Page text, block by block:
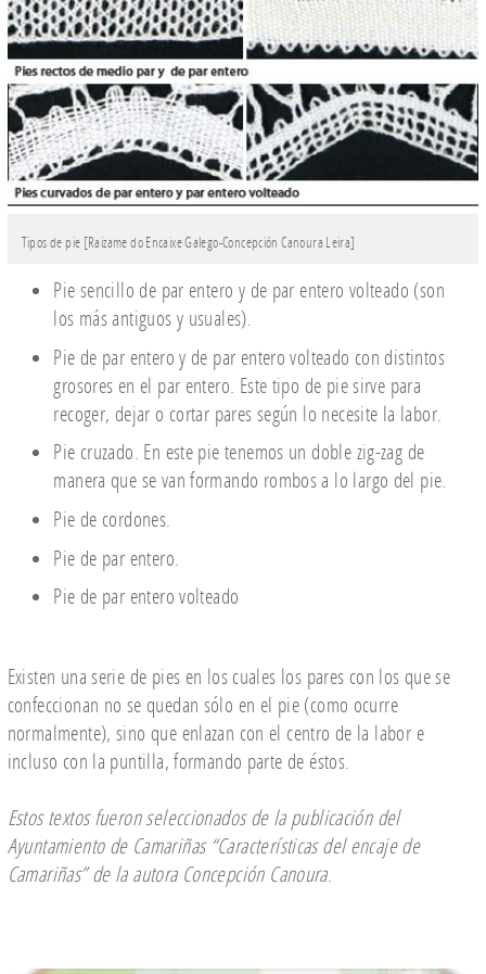
Tipos de pie [Raizame do Encaixe Galego-Concepción Canoura Leira]
Pie sencillo de par entero y de par entero volteado (son
los más antiguos y usuales).
Pie de par entero y de par entero volteado con distintos
grosores en el par entero. Este tipo de pie sirve para
recoger, dejar o cortar pares según lo necesite la labor.
Pie cruzado. En este pie tenemos un doble zig-zag de
manera que se van formando rombos a lo largo del pie.
Pie de cordones.
Pie de par entero.
Pie de par entero volteado
Existen una serie de pies en los cuales los pares con los que se
confeccionan no se quedan sólo en el pie (como ocurre
normalmente), sino que enlazan con el centro de la labor e
incluso con la puntilla, formando parte de éstos.
Estos textos fueron seleccionados de la publicación del
Ayuntamiento de Camariñas “Características del encaje de
Camariñas”de la autora Concepción Canoura.